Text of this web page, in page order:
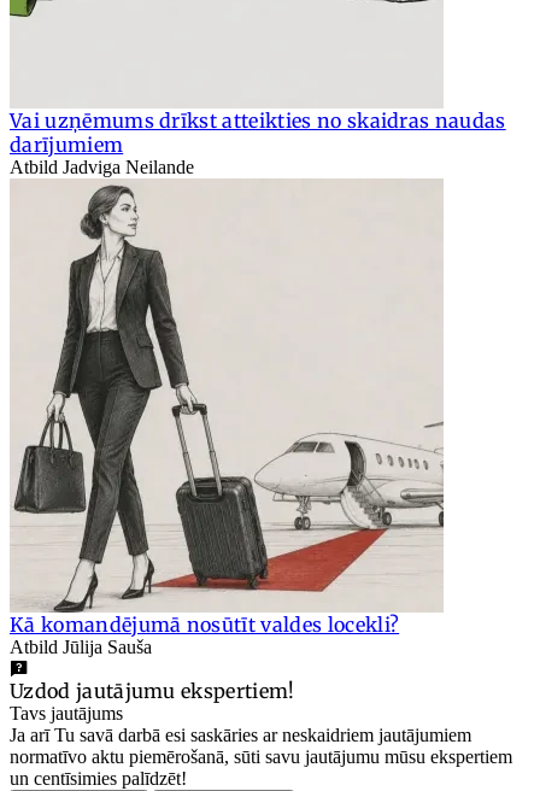
Vai uzņēmums drīkst atteikties no skaidras naudas
darījumiem
Atbild Jadviga Neilande
Kā komandējumā nosūtīt valdes locekli?
Atbild Jūlija Sauša
Uzdod jautājumu ekspertiem!
Tavs jautājums
Ja arī Tu savā darbā esi saskāries ar neskaidriem jautājumiem
normatīvo aktu piemērošanā, sūti savu jautājumu mūsu ekspertiem
un centīsimies palīdzēt!